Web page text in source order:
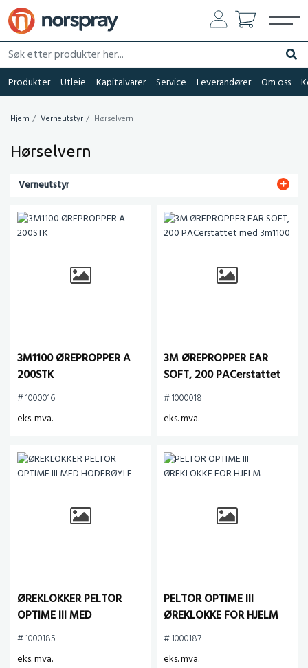
Søk etter produkter her...
Søk
Produkter Utleie Kapitalvarer Service Leverandører Om oss
Hjem Verneutstyr Hørselvern
Hørselvern
Verneutstyr
3M1100 ØREPROPPER A
200STK
# 1000016
eks. mva.
3M ØREPROPPER EAR
SOFT, 200 PACerstattet
med 3m1100
# 1000018
eks. mva.
ØREKLOKKER PELTOR
OPTIME III MED
HODEBØYLE
# 1000185
eks. mva.
PELTOR OPTIME III
ØREKLOKKE FOR HJELM
# 1000187
eks. mva.